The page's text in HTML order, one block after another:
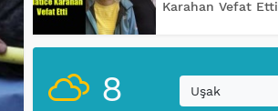
Karahan Vefat Etti
8 Uşak